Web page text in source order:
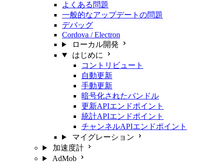
よくある問題
一般的なアップデートの問題
デバッグ
Cordova / Electron
ローカル開発
はじめに
コントリビュート
自動更新
手動更新
暗号化されたバンドル
更新APIエンドポイント
統計APIエンドポイント
チャンネルAPIエンドポイント
マイグレーション
加速度計
AdMob